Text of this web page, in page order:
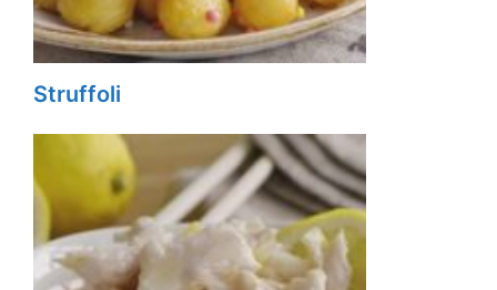
Struffoli